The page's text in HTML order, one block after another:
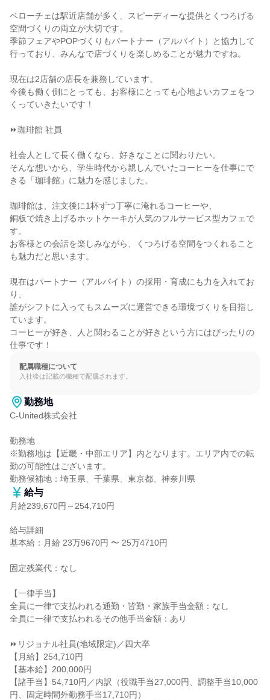
ベローチェは駅近店舗が多く、スピーディーな提供とくつろげる
空間づくりの両立が大切です。
季節フェアやPOPづくりもパートナー（アルバイト）と協力して
行っており、みんなで店づくりを楽しめることが魅力ですね。
現在は2店舗の店長を兼務しています。
今後も働く側にとっても、お客様にとっても心地よいカフェをつ
くっていきたいです！
⏩珈琲館 社員
社会人として長く働くなら、好きなことに関わりたい。
そんな想いから、学生時代から親しんでいたコーヒーを仕事にで
きる「珈琲館」に魅力を感じました。
珈琲館は、注文後に1杯ずつ丁寧に淹れるコーヒーや、
銅板で焼き上げるホットケーキが人気のフルサービス型カフェで
す。
お客様との会話を楽しみながら、くつろげる空間をつくれること
も魅力だと思います。
現在はパートナー（アルバイト）の採用・育成にも力を入れてお
り、
誰がシフトに入ってもスムーズに運営できる環境づくりを目指し
ています。
コーヒーが好き、人と関わることが好きという方にはぴったりの
仕事です！
配属職種について
入社後は記載の職種で配属されます。
勤務地
C-United株式会社
勤務地
※勤務地は【近畿・中部エリア】内となります。エリア内での転
勤の可能性はございます。
勤務候補地：埼玉県、千葉県、東京都、神奈川県
給与
月給239,670円～254,710円
給与詳細
基本給：月給 23万9670円 〜 25万4710円
固定残業代：なし
【一律手当】
全員に一律で支払われる通勤・皆勤・家族手当金額：なし
全員に一律で支払われるその他手当金額：あり
⏩リジョナル社員(地域限定)／四大卒
【月給】254,710円
【基本給】200,000円
【諸手当】54,710円／内訳（役職手当27,000円、調整手当10,000
円、固定時間外勤務手当17,710円）